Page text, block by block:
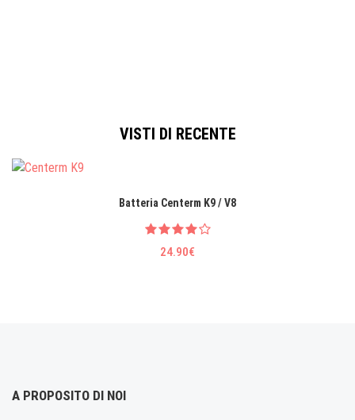
VISTI DI RECENTE
Batteria Centerm K9 / V8
24.90€
A PROPOSITO DI NOI